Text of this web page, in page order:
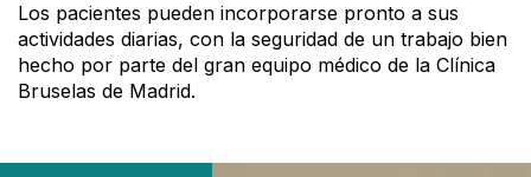
Los pacientes pueden incorporarse pronto a sus
actividades diarias, con la seguridad de un trabajo bien
hecho por parte del gran equipo médico de la Clínica
Bruselas de Madrid.